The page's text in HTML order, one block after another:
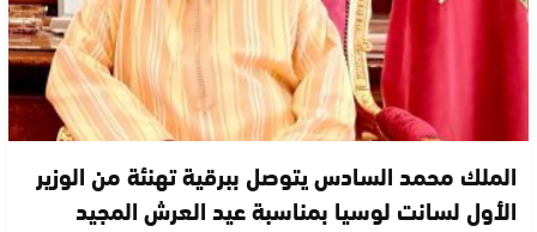
الملك محمد السادس يتوصل ببرقية تهنئة من الوزير
الأول لسانت لوسيا بمناسبة عيد العرش المجيد